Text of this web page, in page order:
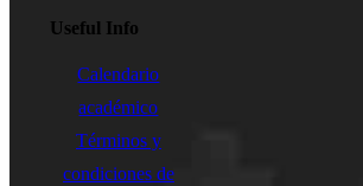
Useful Info
Calendario
académico
Términos y
condiciones de